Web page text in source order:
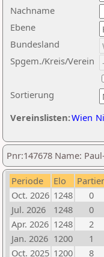
Nachname
Ebene
Sortierung
Bundesland
Spgem./Kreis/Verein
Vereinslisten:Wien
Pnr:147678 Name:
Periode Elo
Oct. 2026 1248 0
Jul. 2026
1248 0
Apr. 2026 1248 2
Jan. 2026 1200 1
Oct. 2025 1200 8